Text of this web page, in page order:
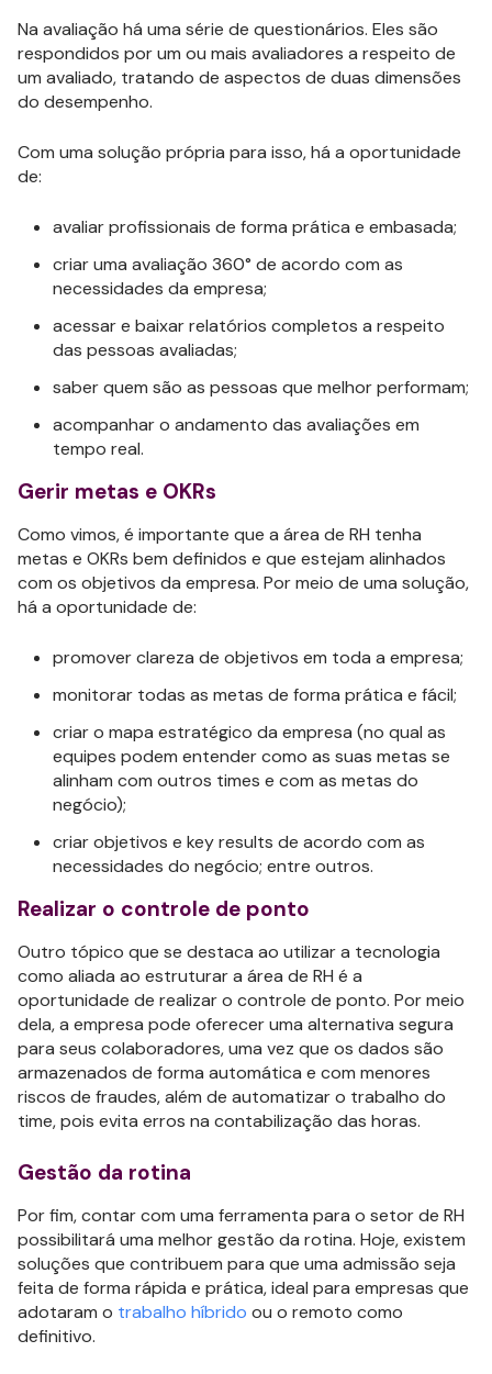
Na avaliação há uma série de questionários. Eles são
respondidos por um ou mais avaliadores a respeito de
um avaliado, tratando de aspectos de duas dimensões
do desempenho.
Com uma solução própria para isso, há a oportunidade
de:
avaliar profissionais de forma prática e embasada;
criar uma avaliação 360° de acordo com as
necessidades da empresa;
acessar e baixar relatórios completos a respeito
das pessoas avaliadas;
saber quem são as pessoas que melhor performam;
acompanhar o andamento das avaliações em
tempo real.
Gerir metas e OKRs
Como vimos, é importante que a área de RH tenha
metas e OKRs bem definidos e que estejam alinhados
com os objetivos da empresa. Por meio de uma solução,
há a oportunidade de:
promover clareza de objetivos em toda a empresa;
monitorar todas as metas de forma prática e fácil;
criar o mapa estratégico da empresa (no qual as
equipes podem entender como as suas metas se
alinham com outros times e com as metas do
negócio);
criar objetivos e key results de acordo com as
necessidades do negócio; entre outros.
Realizar o controle de ponto
Outro tópico que se destaca ao utilizar a tecnologia
como aliada ao estruturar a área de RH é a
oportunidade de realizar o controle de ponto. Por meio
dela, a empresa pode oferecer uma alternativa segura
para seus colaboradores, uma vez que os dados são
armazenados de forma automática e com menores
riscos de fraudes, além de automatizar o trabalho do
time, pois evita erros na contabilização das horas.
Gestão da rotina
Por fim, contar com uma ferramenta para o setor de RH
possibilitará uma melhor gestão da rotina. Hoje, existem
soluções que contribuem para que uma admissão seja
feita de forma rápida e prática, ideal para empresas que
adotaram o trabalho híbrido ou o remoto como
definitivo.